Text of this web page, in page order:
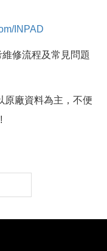
INPAD
修流程及常見問題
廠資料為主，不便